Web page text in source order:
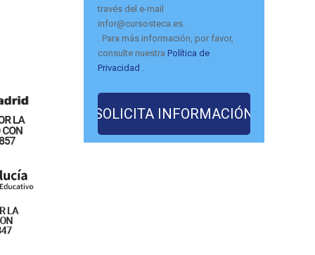
través del e-mail
infor@cursosteca.es.
. Para más información, por favor,
consulte nuestraPolítica de
Privacidad